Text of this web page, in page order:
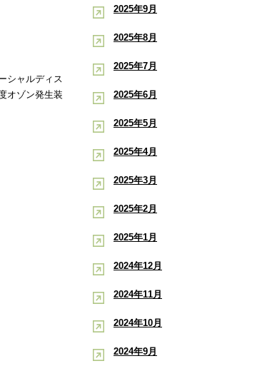
シャルディス
オゾン発生装
2025年9月
2025年8月
2025年7月
2025年6月
2025年5月
2025年4月
2025年3月
2025年2月
2025年1月
2024年12月
2024年11月
2024年10月
2024年9月